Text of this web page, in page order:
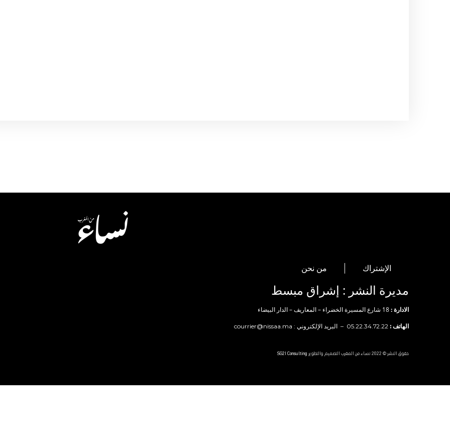
الإشتراك من نحن
مديرة النشر : إشراق مبسط
الادارة :
الهاتف : 05.22.34.72.22 – البريد الإلكتروني : courrier@nissaa.ma
حقوق النشر © 2022 نساء من المغرب التصميم والتطوير SG2I Consulting